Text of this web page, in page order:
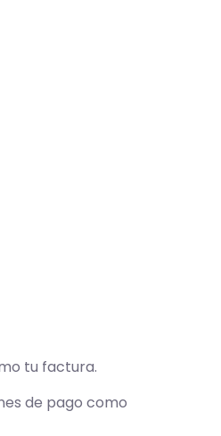
tu factura.
de pago como